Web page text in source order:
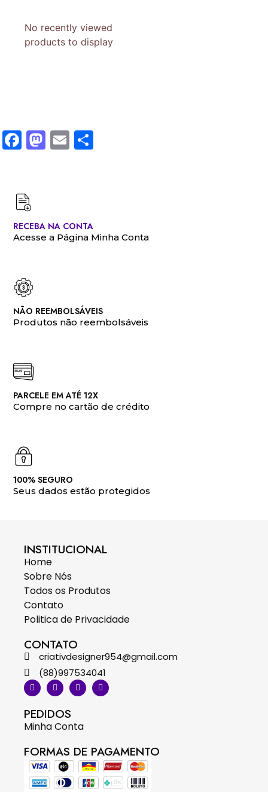
No recently viewed
products to display
Facebook
Mastodon
Email
RECEBA NA CONTA
Acesse a Página Minha Conta
NÃO REEMBOLSÁVEIS
Produtos não reembolsáveis
PARCELE EM ATÉ 12X
Compre no cartão de crédito
100% SEGURO
Seus dados estão protegidos
INSTITUCIONAL
Home
Sobre Nós
Todos os Produtos
Contato
Politica de Privacidade
CONTATO
criativdesigner954@gmail.com
(88)997534041
PEDIDOS
Minha Conta
FORMAS DE PAGAMENTO